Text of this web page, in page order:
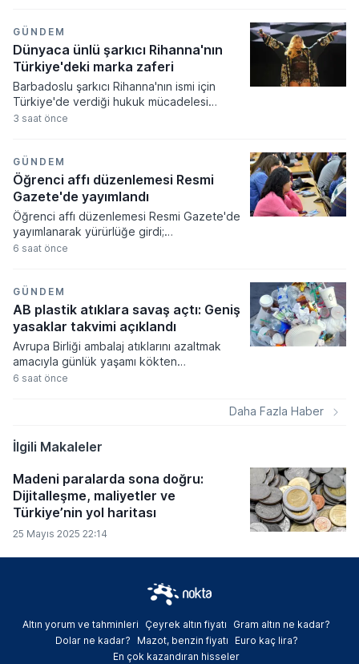
yeni faaliyet izinleri verilirken bazı
işletmelerin yetkileri iptal edildi.
GÜNDEM
Dünyaca ünlü şarkıcı Rihanna'nın
Türkiye'deki marka zaferi
Barbadoslu şarkıcı Rihanna'nın ismi için
Türkiye'de verdiği hukuk mücadelesi
zaferle sonuçlandı. Mahkeme heyeti
tüketicilerde yanılgı uyandıracağı
gerekçesiyle iptal etti.
3 saat önce
GÜNDEM
Öğrenci affı düzenlemesi Resmi
Gazete'de yayımlandı
Öğrenci affı düzenlemesi Resmi Gazete'de
yayımlanarak yürürlüğe girdi;
üniversitelerinden ayrılanlara geri dönüş
mevzuata aykırı eğitim kurumu açanlara
ağır cezalar verilmesi kararlaştırıldı.
6 saat önce
GÜNDEM
AB plastik atıklara savaş açtı: Geniş
yasaklar takvimi açıklandı
Avrupa Birliği ambalaj atıklarını azaltmak
amacıyla günlük yaşamı kökten
değiştirecek geniş kapsamlı bir yasal
hedefleyen yeni kurallar, gıda
ambalajlarından havalimanı hizmetlerine
getiriyor.
6 saat önce
Daha Fazla Haber
İlgili Makaleler
Madeni paralarda sona doğru:
Dijitalleşme, maliyetler ve
Türkiye’nin yol haritası
25 Mayıs 2025 22:14
Altın yorum ve tahminleri Çeyrek altın fiyatı
Gram altın ne kadar?
Dolar ne kadar?
Mazot, benzin fiyatı
Euro kaç lira?
En çok kazandıran hisseler